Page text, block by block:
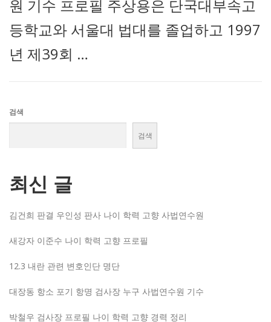
원 기수 프로필 주상용은 단국대부속고
등학교와 서울대 법대를 졸업하고 1997
년 제39회 …
검색
검색
최신 글
김건희 판결 우인성 판사 나이 학력 고향 사법연수원
새강자 이준수 나이 학력 고향 프로필
12.3 내란 관련 변호인단 명단
대장동 항소 포기 항명 검사장 누구 사법연수원 기수
박철우 검사장 프로필 나이 학력 고향 경력 정리